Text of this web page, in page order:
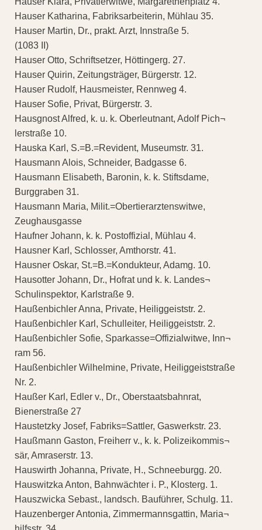
Hauser Katharina, Fabriksarbeiterin, Mühlau 35.
Hauser Martin, Dr., prakt. Arzt, Innstraße 5.
(1083 II)
Hauser Otto, Schriftsetzer, Höttingerg. 27.
Hauser Quirin, Zeitungsträger, Bürgerstr. 12.
Hauser Rudolf, Hausmeister, Rennweg 4.
Hauser Sofie, Privat, Bürgerstr. 3.
Hausgnost Alfred, k. u. k. Oberleutnant, Adolf Pich¬
lerstraße 10.
Hauska Karl, S.=B.=Revident, Museumstr. 31.
Hausmann Alois, Schneider, Badgasse 6.
Hausmann Elisabeth, Baronin, k. k. Stiftsdame,
Burggraben 31.
Hausmann Maria, Milit.=Obertierarztenswitwe,
Zeughausgasse
Haufner Johann, k. k. Postoffizial, Mühlau 4.
Hausner Karl, Schlosser, Amthorstr. 41.
Hausner Oskar, St.=B.=Kondukteur, Adamg. 10.
Hausotter Johann, Dr., Hofrat und k. k. Landes¬
Schulinspektor, Karlstraße 9.
Haußenbichler Anna, Private, Heiliggeiststr. 2.
Haußenbichler Karl, Schulleiter, Heiliggeiststr. 2.
Haußenbichler Sofie, Sparkasse=Offizialwitwe, Inn¬
ram 56.
Haußenbichler Wilhelmine, Private, Heiliggeiststraße
Nr. 2.
Haußer Karl, Edler v., Dr., Oberstaatsbahnrat,
Bienerstraße 27
Haustetzky Josef, Fabriks=Sattler, Gaswerkstr. 23.
Haußmann Gaston, Freiherr v., k. k. Polizeikommis¬
sär, Amraserstr. 13.
Hauswirth Johanna, Private, H., Schneeburgg. 20.
Hauswitzka Anton, Bahnwächter i. P., Klosterg. 1.
Hauszwicka Sebast., landsch. Bauführer, Schulg. 11.
Hauzenberger Antonia, Zimmermannsgattin, Maria¬